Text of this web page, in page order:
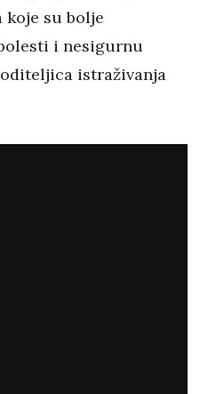
koje su bolje
i nesigurnu
istraživanja